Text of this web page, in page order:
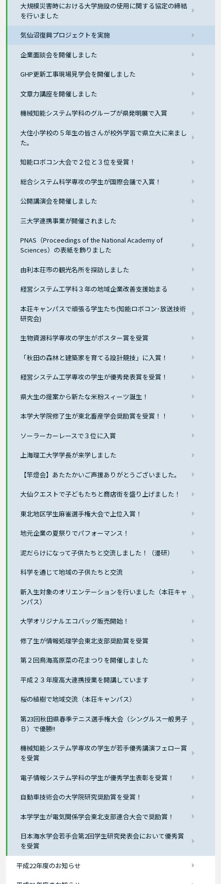
大規模災害時における大学施設の使用に関する協定の締結
を行いました
気仙沼復興プロジェクトを実施
企業面談会を開催しました
GHP更新工事現場見学会を開催しました
文章力講座を開催しました
機械知能システム学科のグループが県発明展で入賞
大住小学校の５年生の皆さんが校外学習で県立大に来まし
た。
知能ロボコン大会で２位と３位を受賞！
総合システム科学専攻の学生が国際会議で入賞！
公開講演会を開催しました
三大学連携事業が開催されました
PNAS（Proceedings of the National Academy of
Sciences）の表紙を飾りました
由利本荘市の観光名所を探訪しました
経営システム工学科３年の地域企業改善支援始まる
本荘キャンパスで頑張る学生たち(知能ロボコン･放送技術
研究会)
生物資源科学専攻の学生がポスター賞を受賞
「秋田の森林と建築家を育てる設計競技」に入賞！
経営システム工学専攻の学生が優秀発表賞を受賞！
県大生の提案から新たな米粉スィーツ誕生！
本学大学院修了生が東北畜産学会奨励賞を受賞！！
ソーラーカーレースで３位に入賞
上海理工大学学長が来学しました
【竿燈会】あたたかいご声援ありがとうございました。
大仙クエストで子どもたちと商店街を盛り上げました！
東北地区学生麻雀選手権大会で上位入賞！
地元企業の夏祭りでパフォーマンス！
泥だらけになって子供たちと交流しました！（漫研）
科学を通じて地域の子供たちと交流
新入生対象のオリエンテーションを行いました（本荘キャ
ンパス）
大学オリジナルエコバッグ販売開始！
修了生が情報処理学会東北支部奨励賞を受賞
第２回鳥海高原菜の花まつりを開催しました
平成２３年度高大連携授業を開講しています
桜の植樹で地域交流（本荘キャンパス）
第23回秋田県春季テニス選手権大会（シングルス一般男子
Ｂ）で優勝!!
機械知能システム学専攻の学生が若手優秀講演フェロー賞
を受賞
電子情報システム学科の学生が優秀学生表彰を受賞！
自動車技術会の大学院研究奨励賞を受賞！
本学学生が電気関係学会東北支部連合大会で奨励賞！
日本海水学会若手会第2回学生研究発表会において優秀賞
を受賞
平成22年度のお知らせ